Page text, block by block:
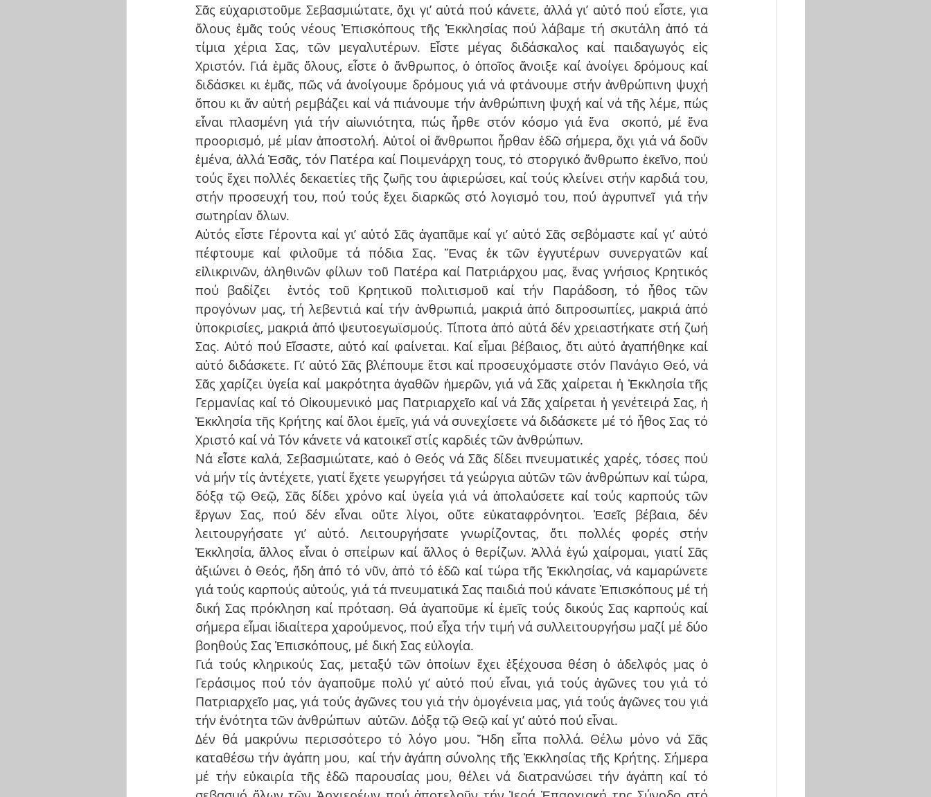
Σᾶς εὐχαριστοῦμε Σεβασμιώτατε, ὄχι γι’ αὐτά πού κάνετε, ἀλλά γι’ αὐτό πού εἶστε, για
ὅλους ἐμᾶς τούς νέους Ἐπισκόπους τῆς Ἐκκλησίας πού λάβαμε τή σκυτάλη ἀπό τά
τίμια χέρια Σας, τῶν μεγαλυτέρων. Εἶστε μέγας διδάσκαλος καί παιδαγωγός εἰς
Χριστόν. Γιά ἐμᾶς ὅλους, εἶστε ὁ ἄνθρωπος, ὁ ὁποῖος ἄνοιξε καί ἀνοίγει δρόμους καί
διδάσκει κι ἐμᾶς, πῶς νά ἀνοίγουμε δρόμους γιά νά φτάνουμε στήν ἀνθρώπινη ψυχή
ὅπου κι ἄν αὐτή ρεμβάζει καί νά πιάνουμε τήν ἀνθρώπινη ψυχή καί νά τῆς λέμε, πώς
εἶναι πλασμένη γιά τήν αἰωνιότητα, πώς ἦρθε στόν κόσμο γιά ἕνα  σκοπό, μέ ἕνα
προορισμό, μέ μίαν ἀποστολή. Αὐτοί οἱ ἄνθρωποι ἦρθαν ἐδῶ σήμερα, ὄχι γιά νά δοῦν
ἐμένα, ἀλλά Ἐσᾶς, τόν Πατέρα καί Ποιμενάρχη τους, τό στοργικό ἄνθρωπο ἐκεῖνο, πού
τούς ἔχει πολλές δεκαετίες τῆς ζωῆς του ἀφιερώσει, καί τούς κλείνει στήν καρδιά του,
στήν προσευχή του, πού τούς ἔχει διαρκῶς στό λογισμό του, πού ἀγρυπνεῖ  γιά τήν
σωτηρίαν ὅλων.
Αὐτός εἶστε Γέροντα καί γι’ αὐτό Σᾶς ἀγαπᾶμε καί γι’ αὐτό Σᾶς σεβόμαστε καί γι’ αὐτό
πέφτουμε καί φιλοῦμε τά πόδια Σας. Ἕνας ἐκ τῶν ἐγγυτέρων συνεργατῶν καί
εἰλικρινῶν, ἀληθινῶν φίλων τοῦ Πατέρα καί Πατριάρχου μας, ἕνας γνήσιος Κρητικός
πού βαδίζει  ἐντός τοῦ Κρητικοῦ πολιτισμοῦ καί τήν Παράδοση, τό ἦθος τῶν
προγόνων μας, τή λεβεντιά καί τήν ἀνθρωπιά, μακριά ἀπό διπροσωπίες, μακριά ἀπό
ὑποκρισίες, μακριά ἀπό ψευτοεγωϊσμούς. Τίποτα ἀπό αὐτά δέν χρειαστήκατε στή ζωή
Σας. Αὐτό πού Εἴσαστε, αὐτό καί φαίνεται. Καί εἶμαι βέβαιος, ὅτι αὐτό ἀγαπήθηκε καί
αὐτό διδάσκετε. Γι’ αὐτό Σᾶς βλέπουμε ἔτσι καί προσευχόμαστε στόν Πανάγιο Θεό, νά
Σᾶς χαρίζει ὑγεία καί μακρότητα ἀγαθῶν ἡμερῶν, γιά νά Σᾶς χαίρεται ἡ Ἐκκλησία τῆς
Γερμανίας καί τό Οἰκουμενικό μας Πατριαρχεῖο καί νά Σᾶς χαίρεται ἡ γενέτειρά Σας, ἡ
Ἐκκλησία τῆς Κρήτης καί ὅλοι ἐμεῖς, γιά νά συνεχίσετε νά διδάσκετε μέ τό ἦθος Σας τό
Χριστό καί νά Τόν κάνετε νά κατοικεῖ στίς καρδιές τῶν ἀνθρώπων.
Νά εἶστε καλά, Σεβασμιώτατε, καό ὁ Θεός νά Σᾶς δίδει πνευματικές χαρές, τόσες πού
νά μήν τίς ἀντέχετε, γιατί ἔχετε γεωργήσει τά γεώργια αὐτῶν τῶν ἀνθρώπων καί τώρα,
δόξᾳ τῷ Θεῷ, Σᾶς δίδει χρόνο καί ὑγεία γιά νά ἀπολαύσετε καί τούς καρπούς τῶν
ἔργων Σας, πού δέν εἶναι οὔτε λίγοι, οὔτε εὐκαταφρόνητοι. Ἐσεῖς βέβαια, δέν
λειτουργήσατε γι’ αὐτό. Λειτουργήσατε γνωρίζοντας, ὅτι πολλές φορές στήν
Ἐκκλησία, ἄλλος εἶναι ὁ σπείρων καί ἄλλος ὁ θερίζων. Ἀλλά ἐγώ χαίρομαι, γιατί Σᾶς
ἀξιώνει ὁ Θεός, ἤδη ἀπό τό νῦν, ἀπό τό ἐδῶ καί τώρα τῆς Ἐκκλησίας, νά καμαρώνετε
γιά τούς καρπούς αὐτούς, γιά τά πνευματικά Σας παιδιά πού κάνατε Ἐπισκόπους μέ τή
δική Σας πρόκληση καί πρόταση. Θά ἀγαποῦμε κί ἐμεῖς τούς δικούς Σας καρπούς καί
σήμερα εἶμαι ἰδιαίτερα χαρούμενος, πού εἶχα τήν τιμή νά συλλειτουργήσω μαζί μέ δύο
βοηθούς Σας Ἐπισκόπους, μέ δική Σας εὐλογία.
Γιά τούς κληρικούς Σας, μεταξύ τῶν ὁποίων ἔχει ἐξέχουσα θέση ὁ ἀδελφός μας ὁ
Γεράσιμος πού τόν ἀγαποῦμε πολύ γι’ αὐτό πού εἶναι, γιά τούς ἀγῶνες του γιά τό
Πατριαρχεῖο μας, γιά τούς ἀγῶνες του γιά τήν ὁμογένεια μας, γιά τούς ἀγῶνες του γιά
τήν ἑνότητα τῶν ἀνθρώπων  αὐτῶν. Δόξᾳ τῷ Θεῷ καί γι’ αὐτό πού εἶναι.
Δέν θά μακρύνω περισσότερο τό λόγο μου. Ἤδη εἶπα πολλά. Θέλω μόνο νά Σᾶς
καταθέσω τήν ἀγάπη μου,  καί τήν ἀγάπη σύνολης τῆς Ἐκκλησίας τῆς Κρήτης. Σήμερα
μέ τήν εὐκαιρία τῆς ἐδῶ παρουσίας μου, θέλει νά διατρανώσει τήν ἀγάπη καί τό